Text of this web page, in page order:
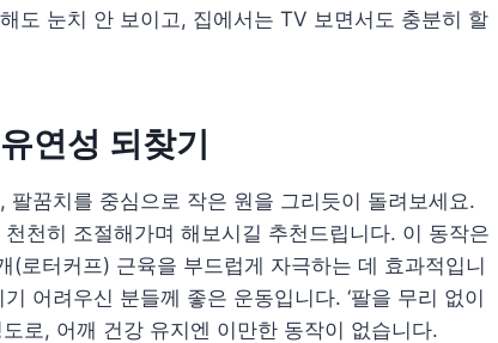
도 눈치 안 보이고, 집에서는 TV 보면서도 충분히 할
연성 되찾기
꿈치를 중심으로 작은 원을 그리듯이 돌려보세요.
천히 조절해가며 해보시길 추천드립니다. 이 동작은
(로터커프) 근육을 부드럽게 자극하는 데 효과적입니
어려우신 분들께 좋은 운동입니다. ‘팔을 무리 없이
로, 어깨 건강 유지엔 이만한 동작이 없습니다.